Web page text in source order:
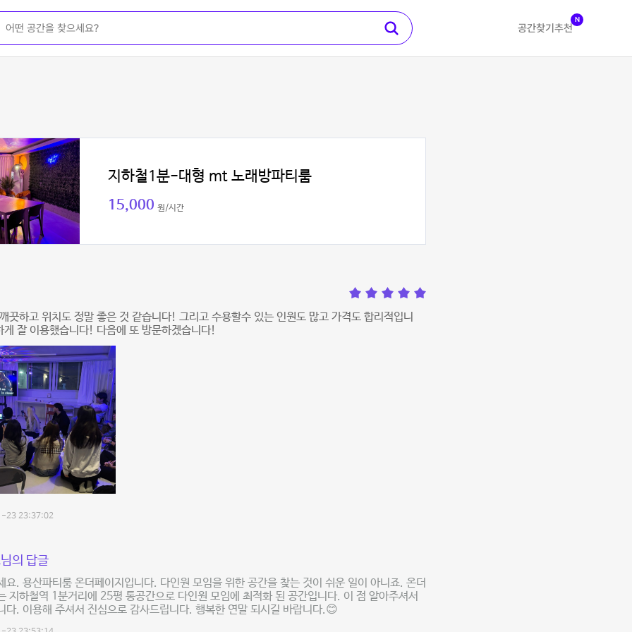
공간찾기 추천
N
지하철1분-대형 mt 노래방파티룸
15,000 원/시간
끗하고 위치도 정말 좋은 것 같습니다! 그리고 수용할수 있는 인원도 많고 가격도 합리적입니
잘 이용했습니다! 다음에 또 방문하겠습니다!
23 23:37:02
의 답글
요. 용산파티룸 온더페이지입니다. 다인원 모임을 위한 공간을 찾는 것이 쉬운 일이 아니죠. 온더
지하철역 1분거리에 25평 통공간으로 다인원 모임에 최적화 된 공간입니다. 이 점 알아주셔서
다. 이용해 주셔서 진심으로 감사드립니다. 행복한 연말 되시길 바랍니다.😊